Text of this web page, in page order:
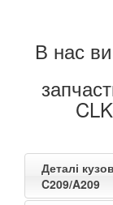
В нас
Деталі
C209/A209